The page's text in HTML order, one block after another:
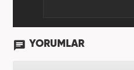
YORUMLAR